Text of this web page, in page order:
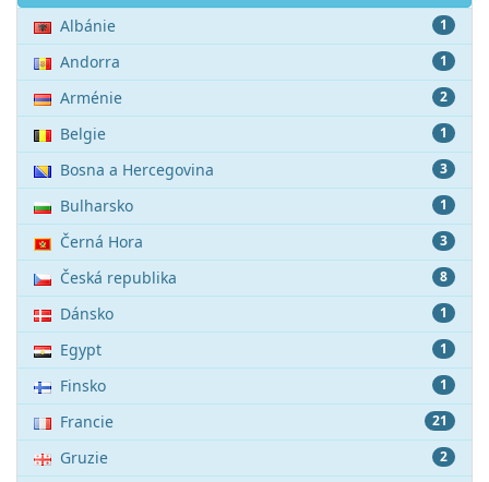
1
Albánie
1
Andorra
2
Arménie
1
Belgie
3
Bosna a Hercegovina
1
Bulharsko
3
Černá Hora
8
Česká republika
1
Dánsko
1
Egypt
1
Finsko
21
Francie
2
Gruzie